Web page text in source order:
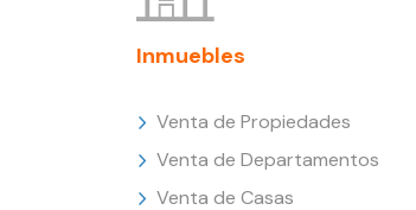
Inmuebles
Venta de Propiedades
Venta de Departamentos
Venta de Casas